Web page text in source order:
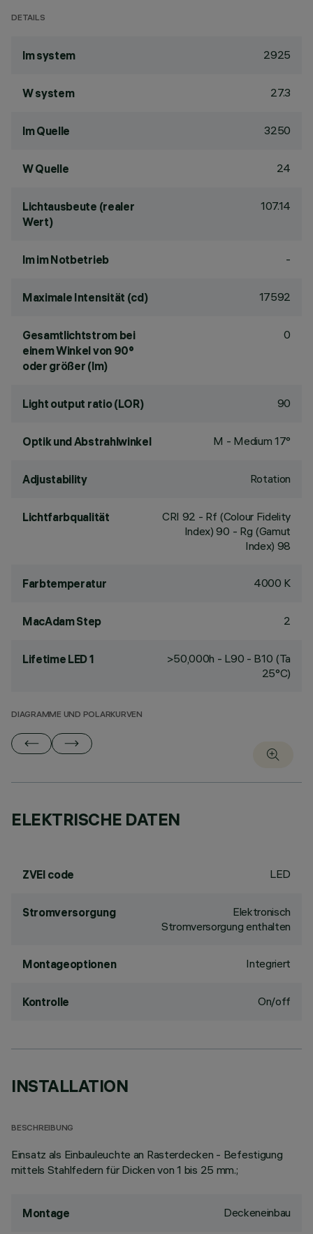
DETAILS
lm system 2925
W system 27.3
lm Quelle 3250
W Quelle 24
Lichtausbeute (realer
Wert)
107.14
lm im Notbetrieb -
Maximale Intensität (cd) 17592
Gesamtlichtstrom bei
einem Winkel von 90°
oder größer (lm)
0
Light output ratio (LOR) 90
Optik und Abstrahlwinkel M - Medium 17°
Adjustability Rotation
Lichtfarbqualität CRI 92 - Rf (Colour Fidelity
Index) 90 - Rg (Gamut
Index) 98
Farbtemperatur 4000 K
MacAdam Step 2
Lifetime LED 1
>50,000h - L90 - B10 (Ta
25°C)
DIAGRAMME UND POLARKURVEN
ELEKTRISCHE DATEN
ZVEI code LED
Stromversorgung
Elektronisch
Stromversorgung enthalten
Montageoptionen Integriert
Kontrolle On/off
INSTALLATION
BESCHREIBUNG
Einsatz als Einbauleuchte an Rasterdecken - Befestigung
mittels Stahlfedern für Dicken von 1 bis 25 mm.;
Montage Deckeneinbau